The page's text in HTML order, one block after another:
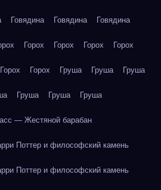
Говядина Говядина Говядина
Горох Горох Горох Горох
Горох Горох Груша Груша Груша
Груша Груша Груша
— Жестяной барабан
Поттер и философский камень
Поттер и философский камень